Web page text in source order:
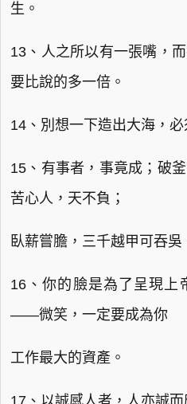
生。
13、人之所以有一張嘴，
要比說的多一倍。
14、別想一下造出大海，必
15、有事者，事竟成；破
苦心人，天不負；
臥薪嘗膽，三千越甲可吞吳
16、你的臉是為了呈現上
——微笑，一定要成為你
工作最大的資產。
17、以誠感人者，人亦誠而